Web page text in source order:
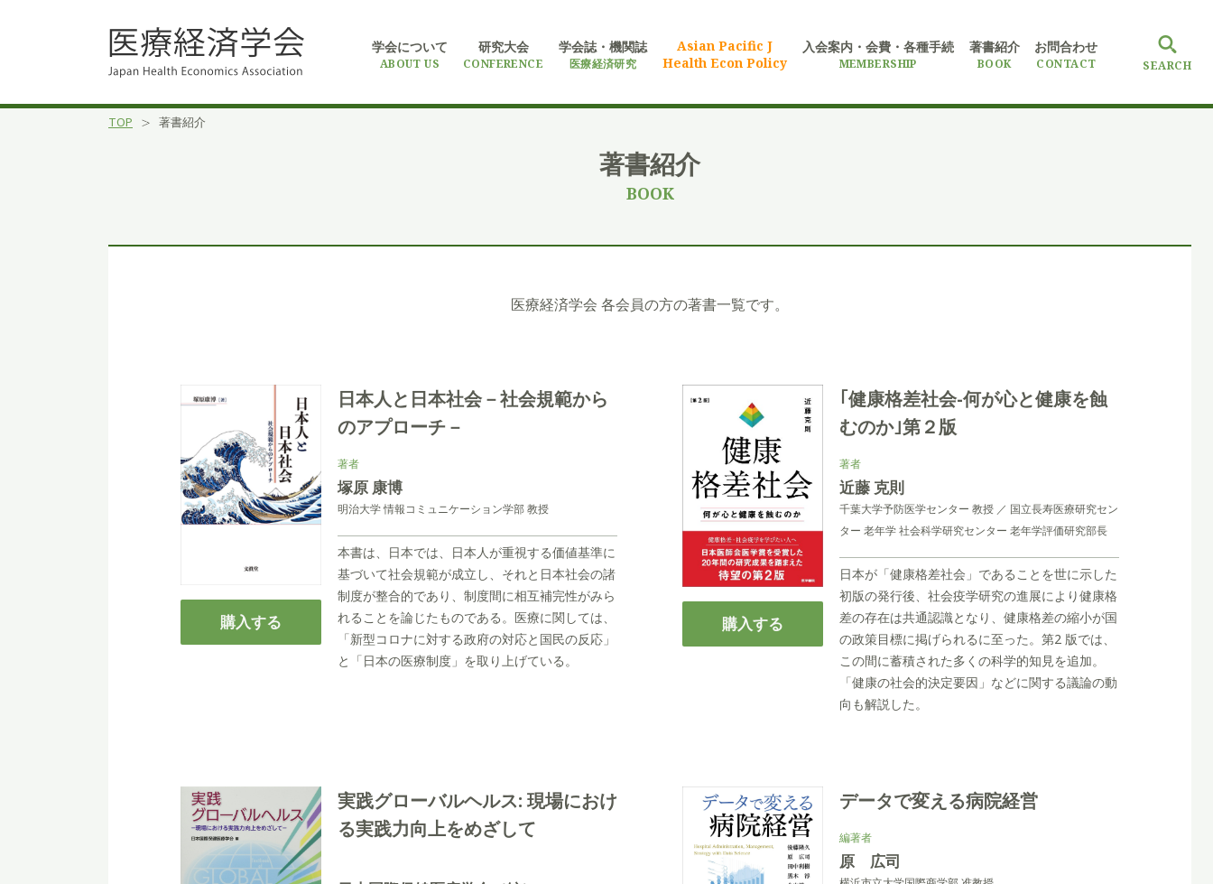
学会について
ABOUT US
研究大会
CONFERENCE
学会誌・機関誌
医療経済研究
Asian Pacific J
Health Econ Policy
入会案内・会費・各種手続
MEMBERSHIP
著書紹介
BOOK
お問合わせ
CONTACT SEARCH
著書紹介
BOOK
TOP 著書紹介
医療経済学会 各会員の方の著書一覧です。
購入する
日本人と日本社会－社会規範から
のアプローチ－
著者
塚原 康博
明治大学 情報コミュニケーション学部 教授
本書は、日本では、日本人が重視する価値基準に
基づいて社会規範が成立し、それと日本社会の諸
制度が整合的であり、制度間に相互補完性がみら
れることを論じたものである。医療に関しては、
「新型コロナに対する政府の対応と国民の反応」
と「日本の医療制度」を取り上げている。
購入する
｢健康格差社会-何が⼼と健康を蝕
むのか｣第２版
著者
近藤 克則
千葉⼤学予防医学センター 教授 ／ 国⽴⻑寿医療研究セン
ター ⽼年学 社会科学研究センター ⽼年学評価研究部⻑
⽇本が「健康格差社会」であることを世に⽰した
初版の発⾏後、社会疫学研究の進展により健康格
差の存在は共通認識となり、健康格差の縮⼩が国
の政策⽬標に掲げられるに⾄った。第2 版では、
この間に蓄積された多くの科学的知⾒を追加。
「健康の社会的決定要因」などに関する議論の動
向も解説した。
実践グローバルヘルス: 現場におけ
る実践力向上をめざして
データで変える病院経営
編著者
原 広司